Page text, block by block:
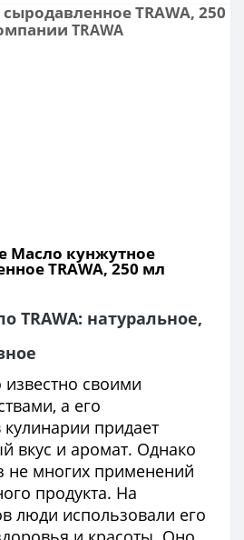
TRAWA, 250
TRAWA
Масло кунжутное
TRAWA, 250 мл
TRAWA: натуральное,
своими
а его
придает
вкус и аромат. Однако
не многих применений
продукта. На
люди использовали его